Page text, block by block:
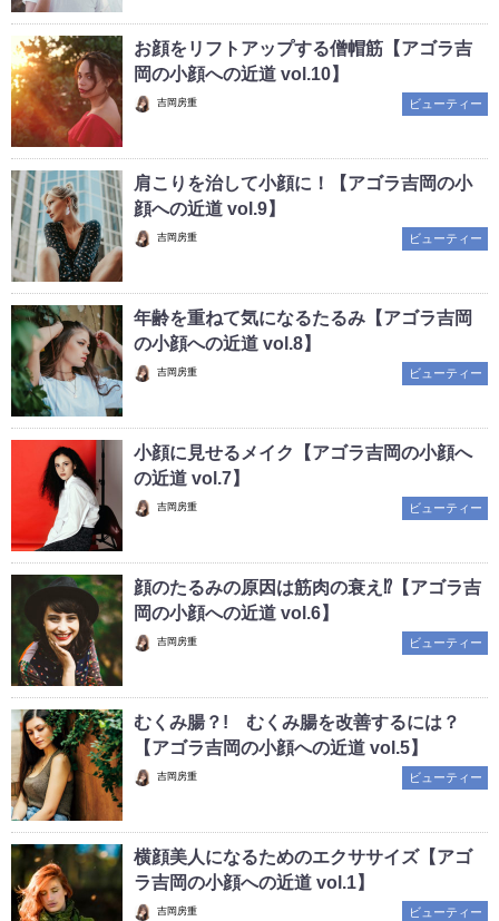
お顔をリフトアップする僧帽筋【アゴラ吉
岡の小顔への近道 vol.10】
吉岡房重 ビューティー
肩こりを治して小顔に！【アゴラ吉岡の小
顔への近道 vol.9】
吉岡房重 ビューティー
年齢を重ねて気になるたるみ【アゴラ吉岡
の小顔への近道 vol.8】
吉岡房重 ビューティー
小顔に見せるメイク【アゴラ吉岡の小顔へ
の近道 vol.7】
吉岡房重 ビューティー
顔のたるみの原因は筋肉の衰え⁉【アゴラ吉
岡の小顔への近道 vol.6】
吉岡房重 ビューティー
むくみ腸？! むくみ腸を改善するには？
【アゴラ吉岡の小顔への近道 vol.5】
吉岡房重 ビューティー
横顔美人になるためのエクササイズ【アゴ
ラ吉岡の小顔への近道 vol.1】
吉岡房重 ビューティー